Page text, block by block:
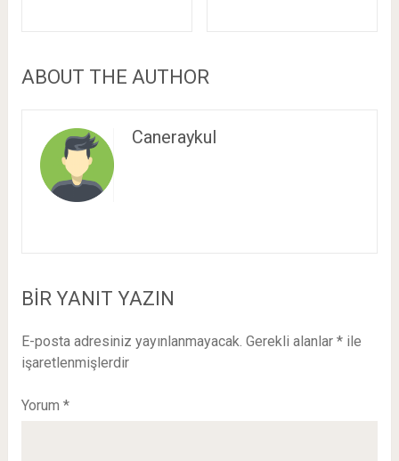
ABOUT THE AUTHOR
Caneraykul
BIR YANIT YAZIN
E-posta adresiniz yayınlanmayacak. Gerekli alanlar *ile
işaretlenmişlerdir
Yorum *